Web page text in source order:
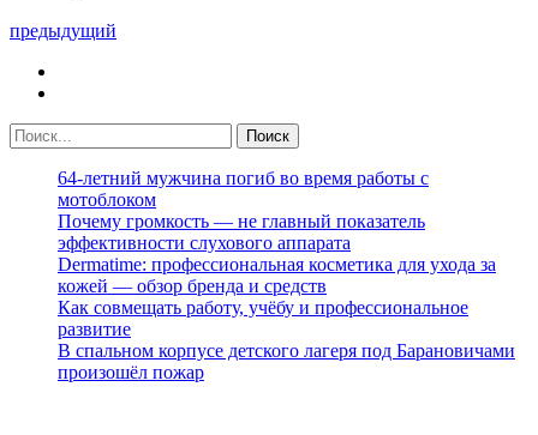
предыдущий
64-летний мужчина погиб во время работы с
мотоблоком
Почему громкость — не главный показатель
эффективности слухового аппарата
Dermatime: профессиональная косметика для ухода за
кожей — обзор бренда и средств
Как совмещать работу, учёбу и профессиональное
развитие
В спальном корпусе детского лагеря под Барановичами
произошёл пожар